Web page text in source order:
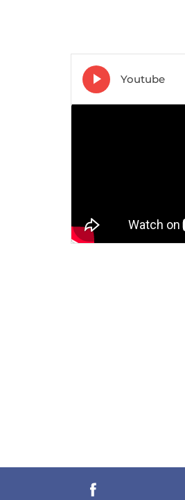
Youtube